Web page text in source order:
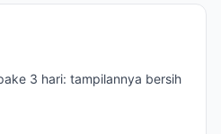
3 hari: tampilannya bersih